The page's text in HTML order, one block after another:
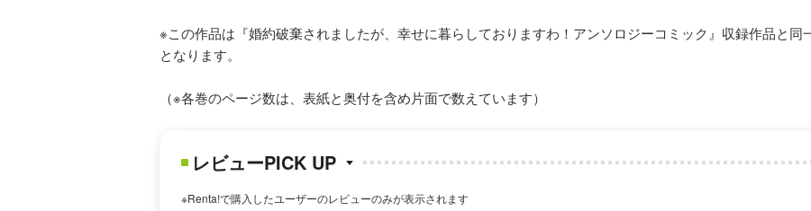
※この作品は『婚約破棄されましたが、幸せに暮らしておりますわ！アンソロジーコミック』収録作品と
となります。
（※各巻のページ数は、表紙と奥付を含め片面で数えています）
レビューPICK UP
※Renta!で購入したユーザーのレビューのみが表示されます